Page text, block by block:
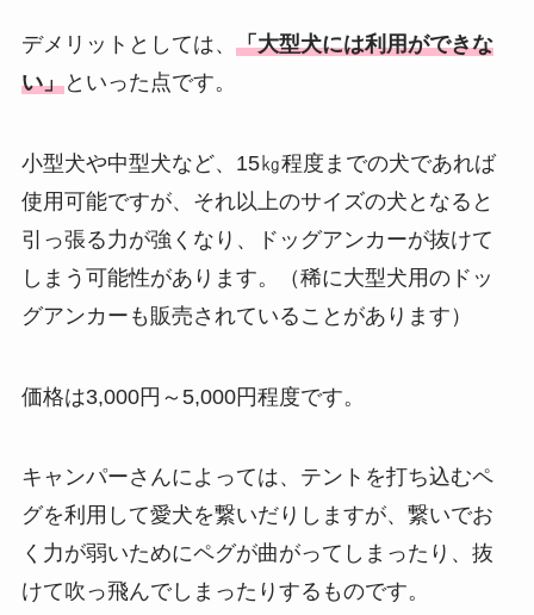
デメリットとしては、 「大型犬には利用ができな
い」といった点です。
小型犬や中型犬など、15㎏程度までの犬であれば
使用可能ですが、それ以上のサイズの犬となると
引っ張る力が強くなり、ドッグアンカーが抜けて
しまう可能性があります。（稀に大型犬用のドッ
グアンカーも販売されていることがあります）
価格は3,000円～5,000円程度です。
キャンパーさんによっては、テントを打ち込むペ
グを利用して愛犬を繋いだりしますが、繋いでお
く力が弱いためにペグが曲がってしまったり、抜
けて吹っ飛んでしまったりするものです。